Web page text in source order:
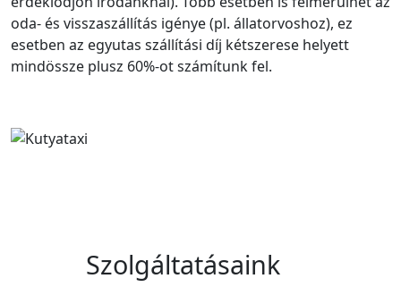
oda- és visszaszállítás igénye (pl. állatorvoshoz), ez
esetben az egyutas szállítási díj kétszerese helyett
mindössze plusz 60%-ot számítunk fel.
Szolgáltatásaink